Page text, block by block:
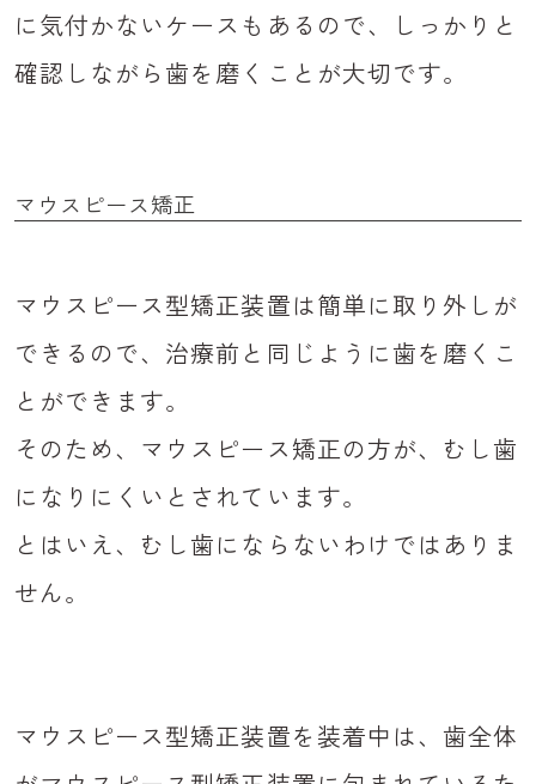
に気付かないケースもあるので、しっかりと
確認しながら歯を磨くことが大切です。
マウスピース矯正
マウスピース型矯正装置は簡単に取り外しが
できるので、治療前と同じように歯を磨くこ
とができます。
そのため、マウスピース矯正の方が、むし歯
になりにくいとされています。
とはいえ、むし歯にならないわけではありま
せん。
マウスピース型矯正装置を装着中は、歯全体